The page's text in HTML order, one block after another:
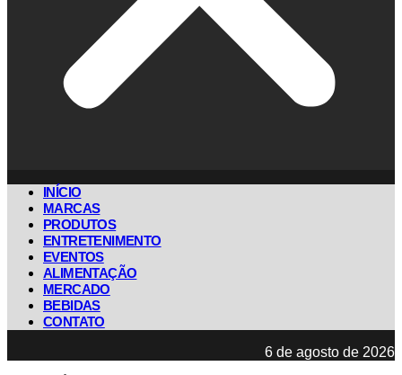
INÍCIO
MARCAS
PRODUTOS
ENTRETENIMENTO
EVENTOS
ALIMENTAÇÃO
MERCADO
BEBIDAS
CONTATO
6 de agosto de 2026